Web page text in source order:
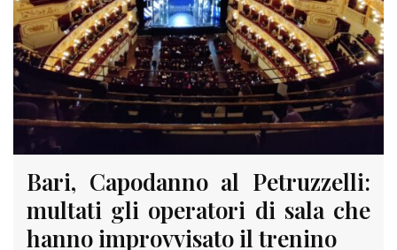
Bari, Capodanno al Petruzzelli:
multati gli operatori di sala che
hanno improvvisato il trenino